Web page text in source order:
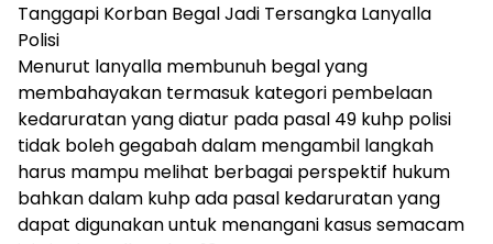
Tanggapi Korban Begal Jadi Tersangka Lanyalla
Polisi
Menurut lanyalla membunuh begal yang
membahayakan termasuk kategori pembelaan
kedaruratan yang diatur pada pasal 49 kuhp polisi
tidak boleh gegabah dalam mengambil langkah
harus mampu melihat berbagai perspektif hukum
bahkan dalam kuhp ada pasal kedaruratan yang
dapat digunakan untuk menangani kasus semacam